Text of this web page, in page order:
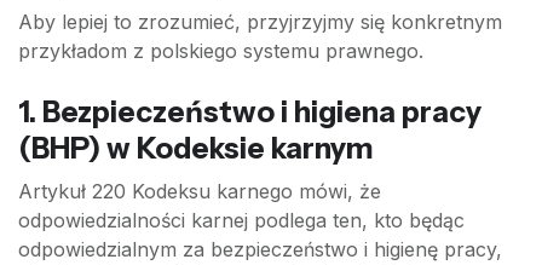
Aby lepiej to zrozumieć, przyjrzyjmy się konkretnym
przykładom z polskiego systemu prawnego.
1. Bezpieczeństwo i higiena pracy
(BHP) w Kodeksie karnym
Artykuł 220 Kodeksu karnego mówi, że
odpowiedzialności karnej podlega ten, kto będąc
odpowiedzialnym za bezpieczeństwo i higienę pracy,